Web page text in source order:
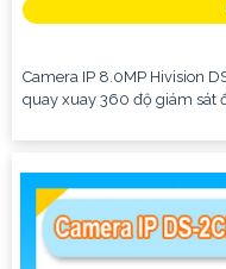
Camera IP 8.0MP Hivision
quay xuay 360 độ giám sát